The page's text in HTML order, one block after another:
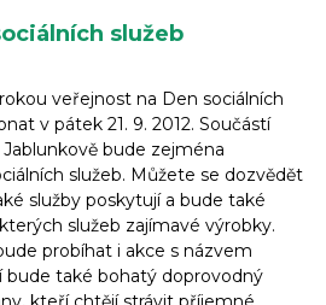
služeb
veřejnost na Den sociálních
v pátek 21. 9. 2012. Součástí
bude zejména
služeb. Můžete se dozvědět
služby poskytují a bude také
služeb zajímavé výrobky.
probíhat i akce s názvem
bude také bohatý doprovodný